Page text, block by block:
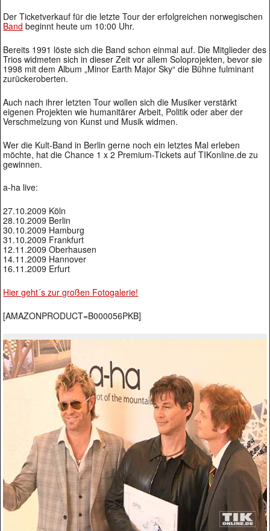
Der Ticketverkauf für die letzte Tour der erfolgreichen norwegischen
Band beginnt heute um 10:00 Uhr.
Bereits 1991 löste sich die Band schon einmal auf. Die Mitglieder des
Trios widmeten sich in dieser Zeit vor allem Soloprojekten, bevor sie
1998 mit dem Album „Minor Earth Major Sky“ die Bühne fulminant
zurückeroberten.
Auch nach ihrer letzten Tour wollen sich die Musiker verstärkt
eigenen Projekten wie humanitärer Arbeit, Politik oder aber der
Verschmelzung von Kunst und Musik widmen.
Wer die Kult-Band in Berlin gerne noch ein letztes Mal erleben
möchte, hat die Chance 1 x 2 Premium-Tickets auf TIKonline.de zu
gewinnen.
a-ha live:
27.10.2009 Köln
28.10.2009 Berlin
30.10.2009 Hamburg
31.10.2009 Frankfurt
12.11.2009 Oberhausen
14.11.2009 Hannover
16.11.2009 Erfurt
Hier geht´s zur großen Fotogalerie!
[AMAZONPRODUCT=B000056PKB]